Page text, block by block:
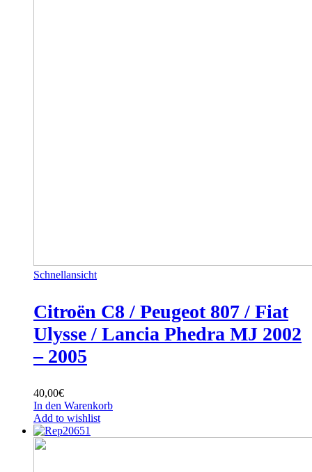
Schnellansicht
Citroën C8 / Peugeot 807 / Fiat
Ulysse / Lancia Phedra MJ 2002
– 2005
40,00€
In den Warenkorb
Add to wishlist